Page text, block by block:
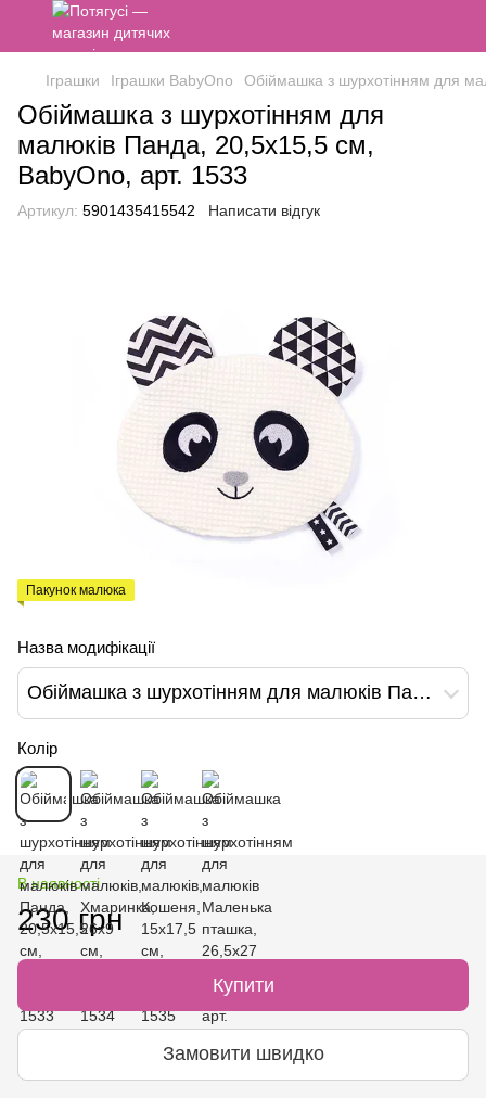
Іграшки Іграшки BabyOno Обіймашка з шурхотінням для
Обіймашка з шурхотінням для
малюків Панда, 20,5х15,5 см,
BabyOno, арт. 1533
Артикул: 5901435415542 Написати відгук
Пакунок малюка
Назва модифікації
Обіймашка з шурхотінням для малюків Панда, 20,5х15,5 см, BabyOno, арт. 1533
Колір
В наявності
230 грн
Купити
Замовити швидко